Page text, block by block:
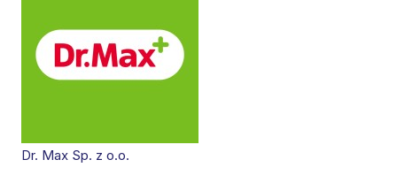
Dr. Max Sp. z o.o.